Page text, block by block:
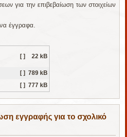
για την επιβεβαίωση των στοιχείων
έγγραφα.
[ ] 22 kB
[ ] 789 kB
[ ] 777 kB
εγγραφής για το σχολικό